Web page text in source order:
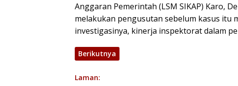
Anggaran Pemerintah (LSM SIKAP) Karo,
melakukan pengusutan sebelum kasus itu
investigasinya, kinerja inspektorat dalam
Berikutnya
Laman: